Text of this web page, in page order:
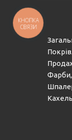
Фарби,
КНОПКА
СВЯЗИ